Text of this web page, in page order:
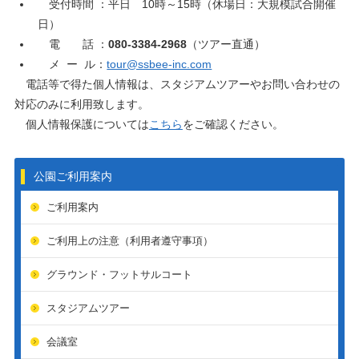
受付時間 ：平日 10時～15時（休場日：大規模試合開催
日）
電 話 ：080-3384-2968 （ツアー直通）
メ ー ル：tour@ssbee-inc.com
電話等で得た個人情報は、スタジアムツアーやお問い合わせの
対応のみに利用致します。
個人情報保護についてはこちらをご確認ください。
公園ご利用案内
ご利用案内
ご利用上の注意（利用者遵守事項）
グラウンド・フットサルコート
スタジアムツアー
会議室